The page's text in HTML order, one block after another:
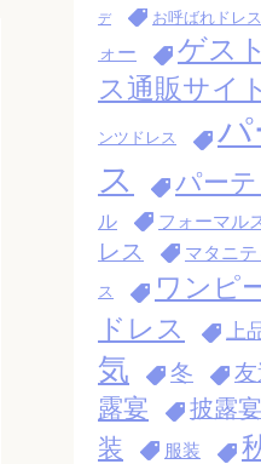
デ お呼ばれドレス
ォー
ゲス
ス通販サイト
ンツドレス
パ
ス
パー
ル
フォーマル
レス
マタニテ
ス ワンピ
ドレス
上
気
冬 友
露宴
披露
装
服装